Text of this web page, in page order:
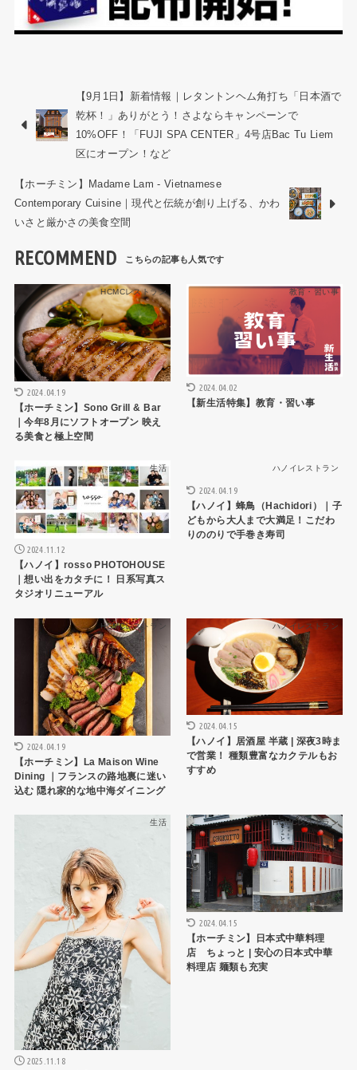
【9月1日】新着情報｜レタントンヘム角打ち「日本酒で
乾杯！」ありがとう！さよならキャンペーンで
10%OFF！「FUJI SPA CENTER」4号店Bac Tu Liem
区にオープン！など
【ホーチミン】Madame Lam - Vietnamese
Contemporary Cuisine｜現代と伝統が創り上げる、かわ
いさと厳かさの美食空間
RECOMMEND
HCMCレストラン
2024.04.19
【ホーチミン】Sono Grill & Bar
｜今年8月にソフトオープン 映え
る美食と極上空間
教育・習い事
2024.04.02
【新生活特集】教育・習い事
生活
2024.11.12
【ハノイ】rosso PHOTOHOUSE
｜想い出をカタチに！ 日系写真ス
タジオリニューアル
ハノイレストラン
2024.04.19
【ハノイ】蜂鳥（Hachidori）｜子
どもから大人まで大満足！こだわ
りののりで手巻き寿司
HCMCレストラン
2024.04.19
【ホーチミン】La Maison Wine
Dining ｜フランスの路地裏に迷い
込む 隠れ家的な地中海ダイニング
ハノイレストラン
2024.04.15
【ハノイ】居酒屋 半蔵 | 深夜3時ま
で営業！ 種類豊富なカクテルもお
すすめ
生活
2025.11.18
HCMCレストラン
2024.04.15
【ホーチミン】日本式中華料理
店 ちょっと | 安心の日本式中華
料理店 麺類も充実